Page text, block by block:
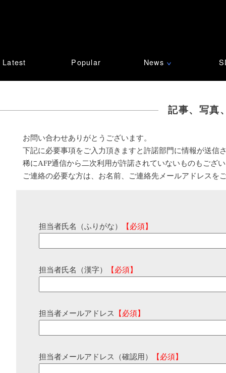
Latest Popular News ∨
記事、写真
お問い合わせありがとうございます。
下記に必要事項をご入力頂きますと許諾部門に情報が送信
稀にAFP通信から二次利用が許諾されていないものもござ
ご連絡の必要な方は、お名前、ご連絡先メールアドレスを
担当者氏名（ふりがな） 【必須】
担当者氏名（漢字） 【必須】
担当者メールアドレス 【必須】
担当者メールアドレス（確認用） 【必須】